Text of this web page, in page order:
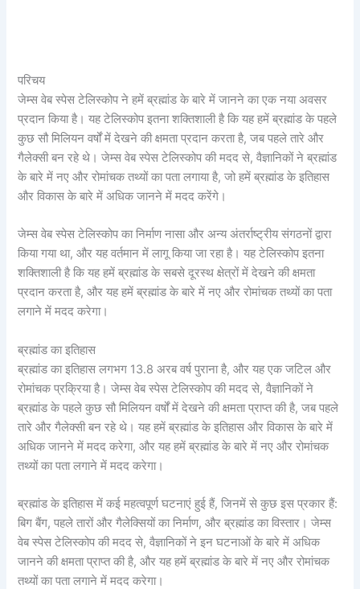
परिचय
जेम्स वेब स्पेस टेलिस्कोप ने हमें ब्रह्मांड के बारे में जानने का एक नया अवसर
प्रदान किया है। यह टेलिस्कोप इतना शक्तिशाली है कि यह हमें ब्रह्मांड के पहले
कुछ सौ मिलियन वर्षों में देखने की क्षमता प्रदान करता है, जब पहले तारे और
गैलेक्सी बन रहे थे। जेम्स वेब स्पेस टेलिस्कोप की मदद से, वैज्ञानिकों ने ब्रह्मांड
के बारे में नए और रोमांचक तथ्यों का पता लगाया है, जो हमें ब्रह्मांड के इतिहास
और विकास के बारे में अधिक जानने में मदद करेंगे।
जेम्स वेब स्पेस टेलिस्कोप का निर्माण नासा और अन्य अंतर्राष्ट्रीय संगठनों द्वारा
किया गया था, और यह वर्तमान में लागू किया जा रहा है। यह टेलिस्कोप इतना
शक्तिशाली है कि यह हमें ब्रह्मांड के सबसे दूरस्थ क्षेत्रों में देखने की क्षमता
प्रदान करता है, और यह हमें ब्रह्मांड के बारे में नए और रोमांचक तथ्यों का पता
लगाने में मदद करेगा।
ब्रह्मांड का इतिहास
ब्रह्मांड का इतिहास लगभग 13.8 अरब वर्ष पुराना है, और यह एक जटिल और
रोमांचक प्रक्रिया है। जेम्स वेब स्पेस टेलिस्कोप की मदद से, वैज्ञानिकों ने
ब्रह्मांड के पहले कुछ सौ मिलियन वर्षों में देखने की क्षमता प्राप्त की है, जब पहले
तारे और गैलेक्सी बन रहे थे। यह हमें ब्रह्मांड के इतिहास और विकास के बारे में
अधिक जानने में मदद करेगा, और यह हमें ब्रह्मांड के बारे में नए और रोमांचक
तथ्यों का पता लगाने में मदद करेगा।
ब्रह्मांड के इतिहास में कई महत्वपूर्ण घटनाएं हुई हैं, जिनमें से कुछ इस प्रकार हैं:
बिग बैंग, पहले तारों और गैलेक्सियों का निर्माण, और ब्रह्मांड का विस्तार। जेम्स
वेब स्पेस टेलिस्कोप की मदद से, वैज्ञानिकों ने इन घटनाओं के बारे में अधिक
जानने की क्षमता प्राप्त की है, और यह हमें ब्रह्मांड के बारे में नए और रोमांचक
तथ्यों का पता लगाने में मदद करेगा।